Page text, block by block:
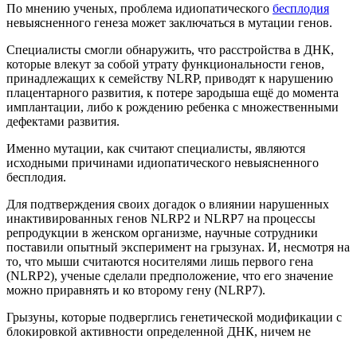
По мнению ученых, проблема идиопатического бесплодия
невыясненного генеза может заключаться в мутации генов.
Специалисты смогли обнаружить, что расстройства в ДНК,
которые влекут за собой утрату функциональности генов,
принадлежащих к семейству NLRP, приводят к нарушению
плацентарного развития, к потере зародыша ещё до момента
имплантации, либо к рождению ребенка с множественными
дефектами развития.
Именно мутации, как считают специалисты, являются
исходными причинами идиопатического невыясненного
бесплодия.
Для подтверждения своих догадок о влиянии нарушенных
инактивированных генов NLRP2 и NLRP7 на процессы
репродукции в женском организме, научные сотрудники
поставили опытный эксперимент на грызунах. И, несмотря на
то, что мыши считаются носителями лишь первого гена
(NLRP2), ученые сделали предположение, что его значение
можно приравнять и ко второму гену (NLRP7).
Грызуны, которые подверглись генетической модификации с
блокировкой активности определенной ДНК, ничем не